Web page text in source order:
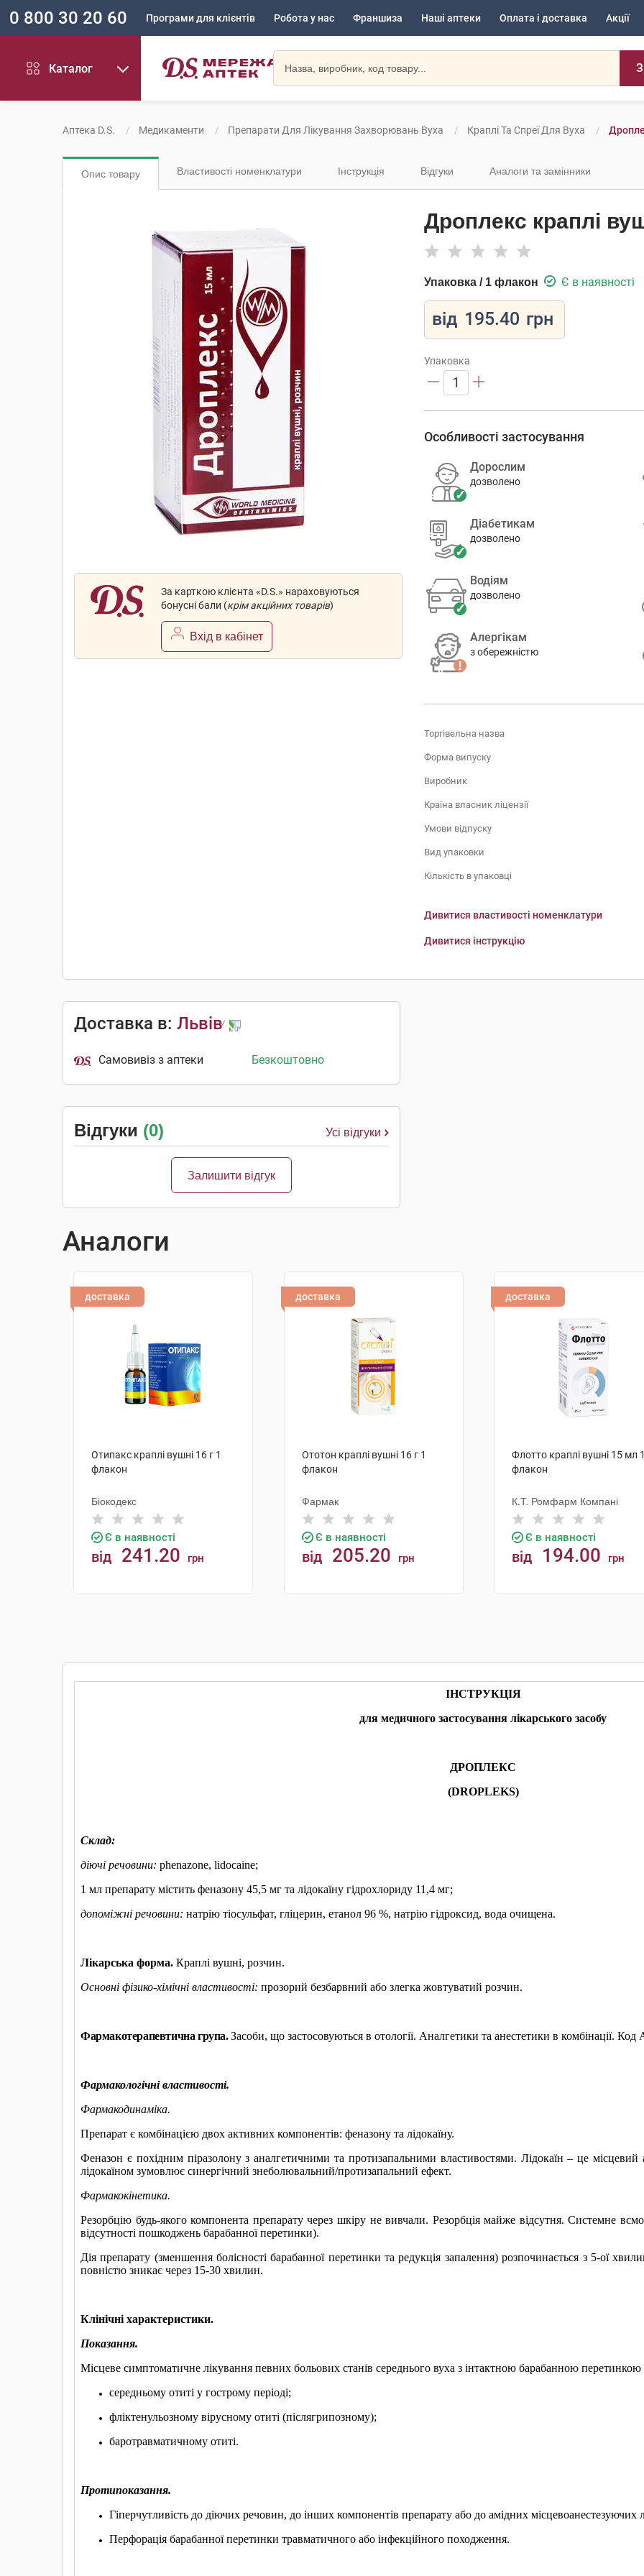
0 800 30 20 60 Програми для клієнтів Робота у нас Франшиза Наші аптеки Оплата і доставка Акції
Каталог
Аптека D.S. Медикаменти Препарати Для Лікування Захворювань Вуха Краплі Та Спреї Для Вуха
Опис товару Властивості номенклатури Інструкція Відгуки Аналоги та замінники
За карткою клієнта «D.S.» нараховуються
бонусні бали (крім акційних товарів)
Вхід в кабінет
Дроплекс краплі
Упаковка / 1 флакон Є в наявності
від 195.40 грн
Упаковка
1
Особливості застосування
Дорослим
дозволено
Діабетикам
дозволено
Водіям
дозволено
Алергікам
з обережністю
Торгівельна назва
Форма випуску
Виробник
Країна власник ліцензії
Умови відпуску
Вид упаковки
Кількість в упаковці
Дивитися властивості номенклатури
Дивитися інструкцію
Доставка в: Львів
Самовивіз з аптеки Безкоштовно
Відгуки (0) Усі відгуки
Залишити відгук
Аналоги
доставка
Отипакс краплі вушні 16 г 1
флакон
Біокодекс
Є в наявності
від 241.20 грн
доставка
Ототон краплі вушні 16 г 1
флакон
Фармак
Є в наявності
від 205.20 грн
доставка
Флотто краплі вушні 15 мл 1
флакон
К.Т. Ромфарм Компані
Є в наявності
від 194.00 грн